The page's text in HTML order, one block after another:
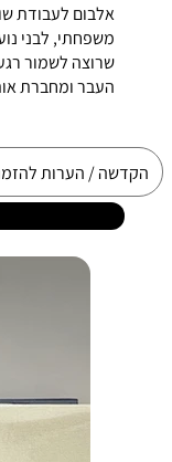
אלבום לעבודת
משפחתי, לבני
שרוצה לשמור
העבר ומחברת